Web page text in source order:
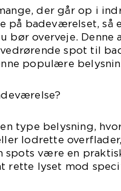
der går op i
på badeværelset, så
bør overveje.
spot til
populære
type belysning,
lodrette
spots være en
rette lyset mod